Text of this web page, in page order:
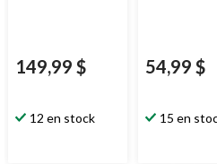
149,99 $
12 en stock
54,99 $
15 en